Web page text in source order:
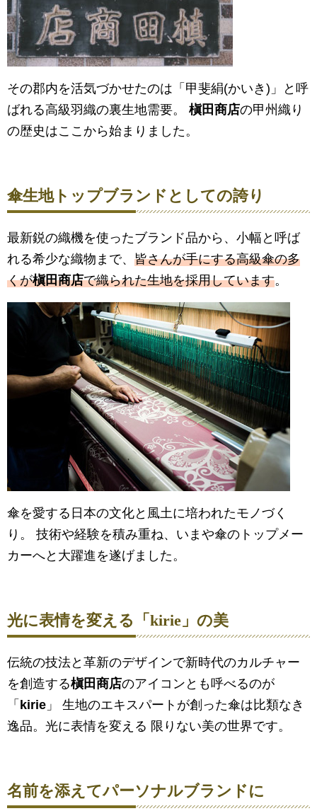
その郡内を活気づかせたのは「甲斐絹(かいき)」と呼
ばれる高級羽織の裏生地需要。 槇田商店の甲州織り
の歴史はここから始まりました。
傘生地トップブランドとしての誇り
最新鋭の織機を使ったブランド品から、小幅と呼ば
れる希少な織物まで、 皆さんが手にする高級傘の多
くが槇田商店で織られた生地を採用しています。
傘を愛する日本の文化と風土に培われたモノづく
り。 技術や経験を積み重ね、いまや傘のトップメー
カーへと大躍進を遂げました。
光に表情を変える「kirie」の美
伝統の技法と革新のデザインで新時代のカルチャー
を創造する槇田商店のアイコンとも呼べるのが
「 kirie 」 生地のエキスパートが創った傘は比類なき
逸品。光に表情を変える 限りない美の世界です。
名前を添えてパーソナルブランドに